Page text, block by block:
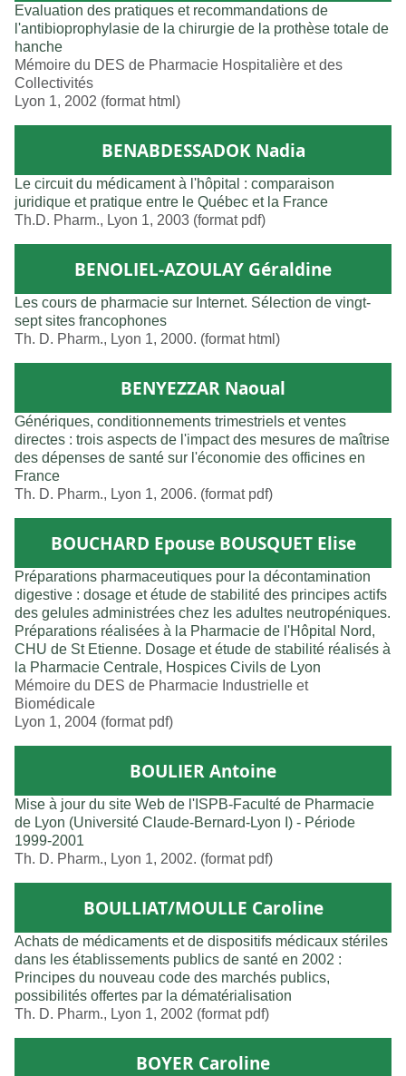
Evaluation des pratiques et recommandations de
l'antibioprophylasie de la chirurgie de la prothèse totale de
hanche
Mémoire du DES de Pharmacie Hospitalière et des
Collectivités
Lyon 1, 2002 (format html)
BENABDESSADOK Nadia
Le circuit du médicament à l'hôpital : comparaison
juridique et pratique entre le Québec et la France
Th.D. Pharm., Lyon 1, 2003 (format pdf)
BENOLIEL-AZOULAY Géraldine
Les cours de pharmacie sur Internet. Sélection de vingt-
sept sites francophones
Th. D. Pharm., Lyon 1, 2000. (format html)
BENYEZZAR Naoual
Génériques, conditionnements trimestriels et ventes
directes : trois aspects de l'impact des mesures de maîtrise
des dépenses de santé sur l'économie des officines en
France
Th. D. Pharm., Lyon 1, 2006. (format pdf)
BOUCHARD Epouse BOUSQUET Elise
Préparations pharmaceutiques pour la décontamination
digestive : dosage et étude de stabilité des principes actifs
des gelules administrées chez les adultes neutropéniques.
Préparations réalisées à la Pharmacie de l'Hôpital Nord,
CHU de St Etienne. Dosage et étude de stabilité réalisés à
la Pharmacie Centrale, Hospices Civils de Lyon
Mémoire du DES de Pharmacie Industrielle et
Biomédicale
Lyon 1, 2004 (format pdf)
BOULIER Antoine
Mise à jour du site Web de l'ISPB-Faculté de Pharmacie
de Lyon (Université Claude-Bernard-Lyon I) - Période
1999-2001
Th. D. Pharm., Lyon 1, 2002. (format pdf)
BOULLIAT/MOULLE Caroline
Achats de médicaments et de dispositifs médicaux stériles
dans les établissements publics de santé en 2002 :
Principes du nouveau code des marchés publics,
possibilités offertes par la dématérialisation
Th. D. Pharm., Lyon 1, 2002 (format pdf)
BOYER Caroline